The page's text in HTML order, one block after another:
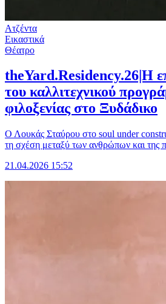
Ατζέντα
Εικαστικά
Θέατρο
theYard.Residency.26|Η
του καλλιτεχνικού
φιλοξενίας στο Ξυδάδικο
Ο Λουκάς Σταύρου στο soul under
τη σχέση μεταξύ των ανθρώπων και της
21.04.2026 15:52